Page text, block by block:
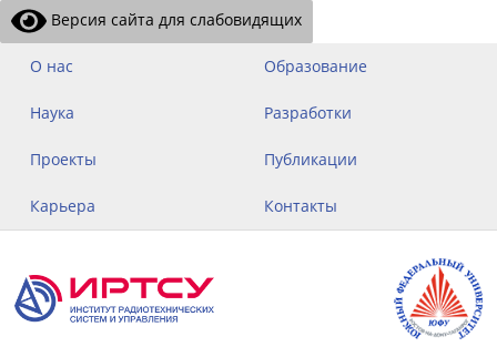
Версия сайта для слабовидящих
О нас Образование
Наука Разработки
Проекты Публикации
Карьера Контакты